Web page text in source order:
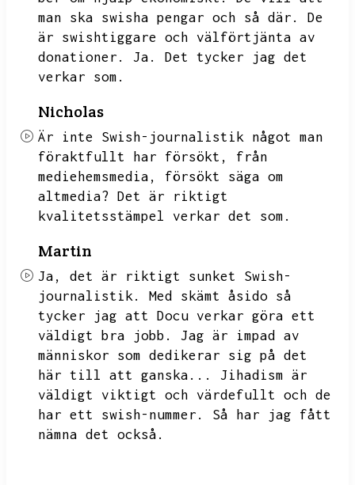
man ska swisha pengar och så där.
De
är swishtiggare och välförtjänta av
donationer.
Ja.
Det tycker jag det
verkar som.
Nicholas
Är inte Swish-journalistik något man
föraktfullt har försökt,
från
mediehemsmedia,
försökt säga om
altmedia? Det är riktigt
kvalitetsstämpel verkar det som.
Martin
Ja,
det är riktigt sunket Swish-
journalistik.
Med skämt åsido så
tycker jag att Docu verkar göra ett
väldigt bra jobb.
Jag är impad av
människor som dedikerar sig på det
här till att ganska...
Jihadism är
väldigt viktigt och värdefullt och de
har ett swish-nummer.
Så har jag fått
nämna det också.